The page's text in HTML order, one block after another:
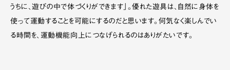
うちに、遊びの中で体づくりができます」。優れた遊具は、自然に身体を
使って運動することを可能にするのだと思います。何気なく楽しんでい
る時間を、運動機能向上につなげられるのはありがたいです。